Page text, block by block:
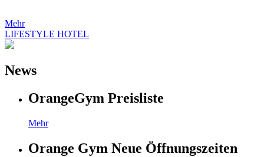
Mehr
LIFESTYLE HOTEL
News
OrangeGym Preisliste
Mehr
Orange Gym Neue Öffnungszeiten